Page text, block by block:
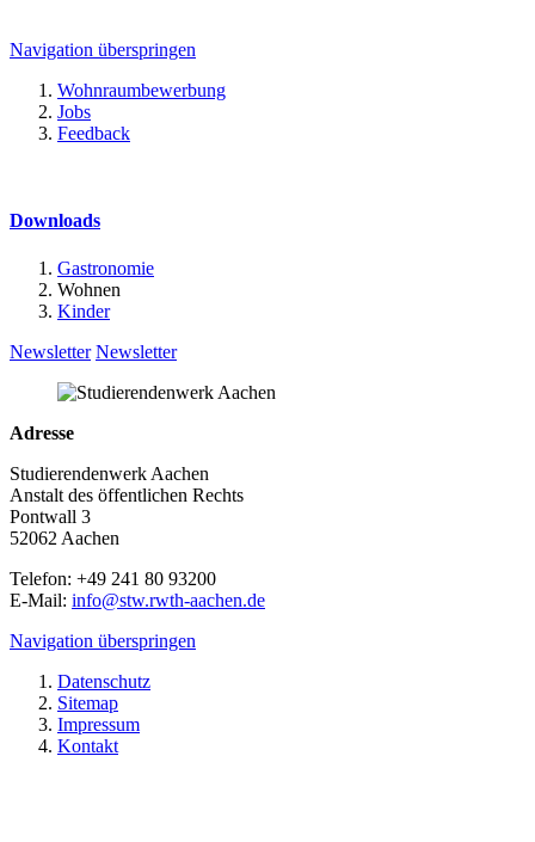
Navigation überspringen
Wohnraumbewerbung
Jobs
Feedback
Downloads
Gastronomie
Wohnen
Kinder
Newsletter Newsletter
Adresse
Studierendenwerk Aachen
Anstalt des öffentlichen Rechts
Pontwall 3
52062 Aachen
Telefon: +49 241 80 93200
E-Mail: info@stw.rwth-aachen.de
Navigation überspringen
Datenschutz
Sitemap
Impressum
Kontakt